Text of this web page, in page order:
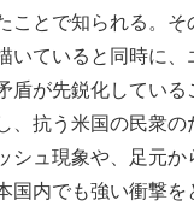
ことで知られる。
いていると同時に
盾が先鋭化してい
、抗う米国の民衆
シュ現象や、足元
国内でも強い衝撃